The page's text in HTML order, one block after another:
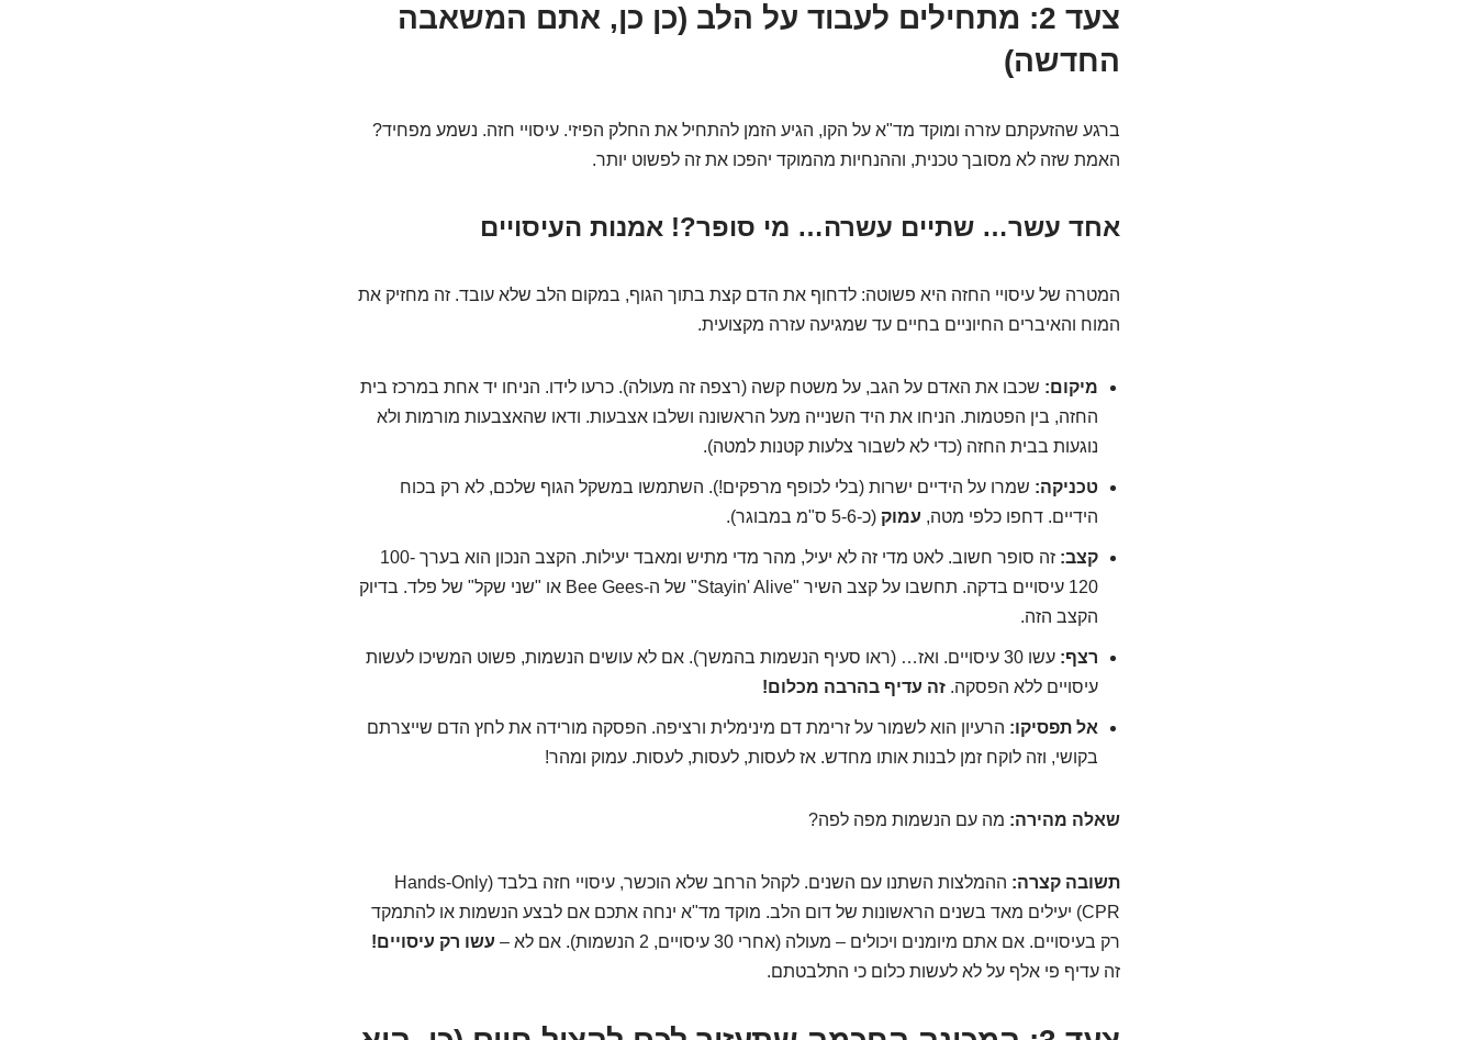
צעד 2: מתחילים לעבוד על הלב (כן כן, אתם המשאבה
החדשה)
ברגע שהזעקתם עזרה ומוקד מד"א על הקו, הגיע הזמן להתחיל את החלק הפיזי. עיסויי חזה. נשמע מפחיד?
האמת שזה לא מסובך טכנית, וההנחיות מהמוקד יהפכו את זה לפשוט יותר.
אחד עשר… שתיים עשרה… מי סופר?! אמנות העיסויים
המטרה של עיסויי החזה היא פשוטה: לדחוף את הדם קצת בתוך הגוף, במקום הלב שלא עובד. זה מחזיק את
המוח והאיברים החיוניים בחיים עד שמגיעה עזרה מקצועית.
מיקום: שכבו את האדם על הגב, על משטח קשה (רצפה זה מעולה). כרעו לידו. הניחו יד אחת במרכז בית
החזה, בין הפטמות. הניחו את היד השנייה מעל הראשונה ושלבו אצבעות. ודאו שהאצבעות מורמות ולא
נוגעות בבית החזה (כדי לא לשבור צלעות קטנות למטה).
טכניקה: שמרו על הידיים ישרות (בלי לכופף מרפקים!). השתמשו במשקל הגוף שלכם, לא רק בכוח
הידיים. דחפו כלפי מטה, עמוק (כ-5-6 ס"מ במבוגר).
קצב:
זה סופר חשוב. לאט מדי זה לא יעיל, מהר מדי מתיש ומאבד יעילות. הקצב הנכון הוא בערך 100-
120 עיסויים בדקה. תחשבו על קצב השיר "Stayin' Alive" של ה-Bee Gees או "שני שקל" של פלד. בדיוק
הקצב הזה.
רצף:
עשו 30 עיסויים. ואז… (ראו סעיף הנשמות בהמשך). אם לא עושים הנשמות, פשוט המשיכו לעשות
עיסויים ללא הפסקה.זה עדיף בהרבה מכלום!
אל תפסיקו: הרעיון הוא לשמור על זרימת דם מינימלית ורציפה. הפסקה מורידה את לחץ הדם שייצרתם
בקושי, וזה לוקח זמן לבנות אותו מחדש. אז לעסות, לעסות, לעסות. עמוק ומהר!
שאלה מהירה: מה עם הנשמות מפה לפה?
תשובה קצרה:
ההמלצות השתנו עם השנים. לקהל הרחב שלא הוכשר, עיסויי חזה בלבד (Hands-Only
CPR) יעילים מאד בשנים הראשונות של דום הלב. מוקד מד"א ינחה אתכם אם לבצע הנשמות או להתמקד
רק בעיסויים. אם אתם מיומנים ויכולים – מעולה (אחרי 30 עיסויים, 2 הנשמות). אם לא –
עשו רק עיסויים!
זה עדיף פי אלף על לא לעשות כלום כי התלבטתם.